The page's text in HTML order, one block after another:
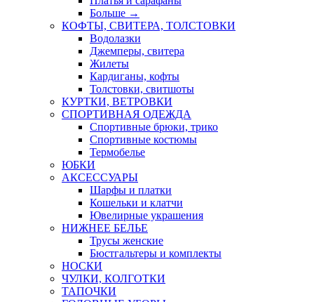
Больше →
КОФТЫ, СВИТЕРА, ТОЛСТОВКИ
Водолазки
Джемперы, свитера
Жилеты
Кардиганы, кофты
Толстовки, свитшоты
КУРТКИ, ВЕТРОВКИ
СПОРТИВНАЯ ОДЕЖДА
Спортивные брюки, трико
Спортивные костюмы
Термобелье
ЮБКИ
AКСЕССУАРЫ
Шарфы и платки
Кошельки и клатчи
Ювелирные украшения
НИЖНЕЕ БЕЛЬЕ
Трусы женские
Бюстгальтеры и комплекты
НОСКИ
ЧУЛКИ, КОЛГОТКИ
ТАПОЧКИ